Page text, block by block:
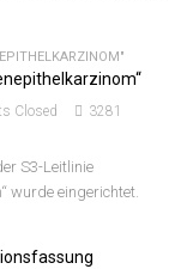
Closed
3281
S3-Leitlinie
wurde eingerichtet.